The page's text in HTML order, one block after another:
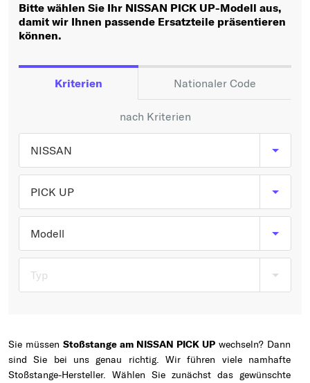
Oder
Oder Fahrzeugauswahl nach Kriterien:
Hersteller wählen
Typ wählen
Bitte wählen Sie Ihr NISSAN PICK UP-Modell aus,
damit wir Ihnen passende Ersatzteile präsentieren
können.
Kriterien Nationaler Code
nach Kriterien
NISSAN
PICK UP
Modell
Typ
Sie müssen Stoßstange am NISSAN PICK UP wechseln? Dann
sind Sie bei uns genau richtig. Wir führen viele namhafte
Stoßstange-Hersteller. Wählen Sie zunächst das gewünschte